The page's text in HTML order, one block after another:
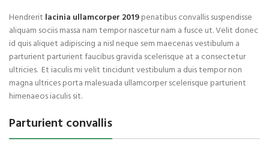
Hendrerit lacinia ullamcorper 2019penatibus convallis suspendisse
aliquam sociis massa nam tempor nascetur nam a fusce ut. Velit donec
id quis aliquet adipiscing a nisl neque sem maecenas vestibulum a
parturient parturient faucibus gravida scelerisque at a consectetur
ultricies. Et iaculis mi velit tincidunt vestibulum a duis tempor non
magna ultrices porta malesuada ullamcorper scelerisque parturient
himenaeos iaculis sit.
Parturient convallis